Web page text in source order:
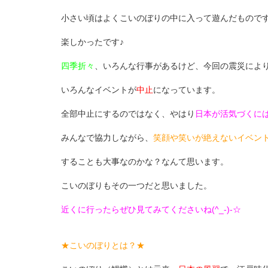
小さい頃はよくこいのぼりの中に入って遊んだものです
楽しかったです♪
四季折々 、いろんな行事があるけど、今回の震災により
いろんなイベントが中止になっています。
全部中止にするのではなく、やはり 日本が活気づくに
みんなで協力しながら、 笑顔や笑いが絶えないイベント
することも大事なのかな？なんて思います。
こいのぼりもその一つだと思いました。
近くに行ったらぜひ見てみてくださいね(^_-)-☆
★こいのぼりとは？★